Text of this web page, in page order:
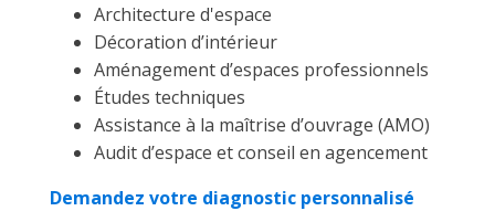
Architecture d'espace
Décoration d’intérieur
Aménagement d’espaces professionnels
Études techniques
Assistance à la maîtrise d’ouvrage (AMO)
Audit d’espace et conseil en agencement
Demandez votre diagnostic personnalisé